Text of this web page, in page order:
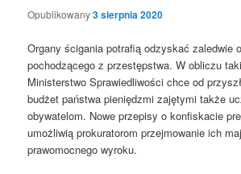
Opublikowany3 sierpnia 2020
Organy ścigania potrafią odzyskać zaledwie
pochodzącego z przestępstwa. W obliczu
Ministerstwo Sprawiedliwości chce od
budżet państwa pieniędzmi zajętymi także
obywatelom. Nowe przepisy o konfiskacie
umożliwią prokuratorom przejmowanie ich
prawomocnego wyroku.